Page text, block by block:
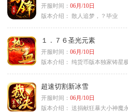
开服时间： 06月/10日
版本介绍： 散人追梦，？毕业
１．７６圣光元素
开服时间： 06月/10日
版本介绍： 纯货币版本独家铸星
超速切割新冰雪
开服时间： 06月/10日
版本介绍： 送捐献狂暴大小神魔